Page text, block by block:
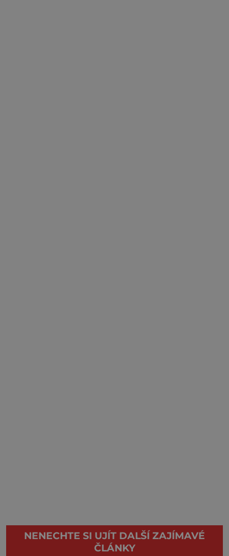
NENECHTE SI UJÍT DALŠÍ ZAJÍMAVÉ
ČLÁNKY